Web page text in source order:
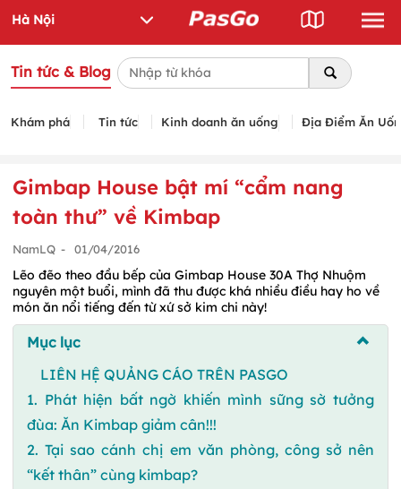
Tin tức & Blog
Khám phá Tin tức Kinh doanh ăn uống Địa Điểm Ăn
Gimbap House bật mí “cẩm nang
toàn thư” về Kimbap
NamLQ - 01/04/2016
Lẽo đẽo theo đầu bếp của Gimbap House 30A Thợ Nhuộm
nguyên một buổi, mình đã thu được khá nhiều điều hay ho về
món ăn nổi tiếng đến từ xứ sở kim chi này!
Mục lục
LIÊN HỆ QUẢNG CÁO TRÊN PASGO
1. Phát hiện bất ngờ khiến mình sững sờ tưởng
đùa: Ăn Kimbap giảm cân!!!
2. Tại sao cánh chị em văn phòng, công sở nên
“kết thân” cùng kimbap?